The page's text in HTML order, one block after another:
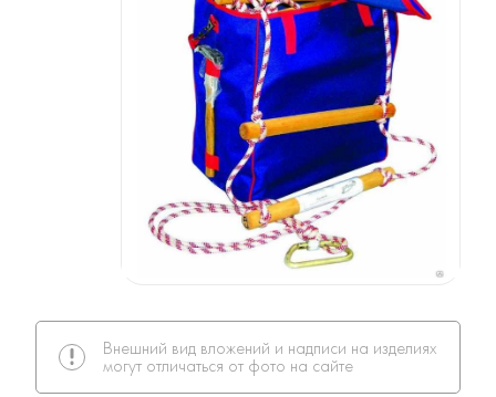
Внешний вид вложений и надписи на изделиях
могут отличаться от фото на сайте